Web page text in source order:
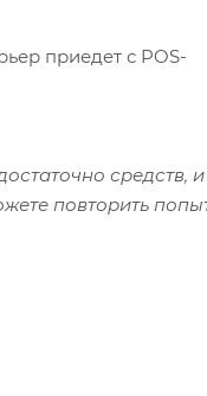
приедет с POS-
средств, и
повторить